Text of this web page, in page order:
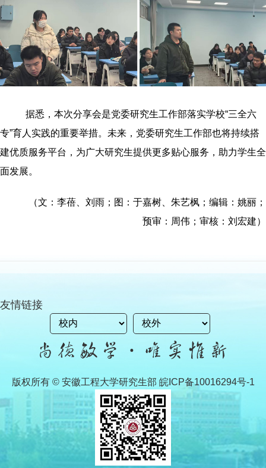
据悉，本次分享会是党委研究生工作部落实学校“三全六
专”育人实践的重要举措。未来，党委研究生工作部也将持续搭
建优质服务平台，为广大研究生提供更多贴心服务， 助力学生全
面发展。
（文：李蓓、刘雨；图：于嘉树、朱艺枫； 编辑：姚丽；
预审：周伟；审核：刘宏建）
友情链接
版权所有 © 安徽工程大学研究生部 皖ICP备10016294号-1